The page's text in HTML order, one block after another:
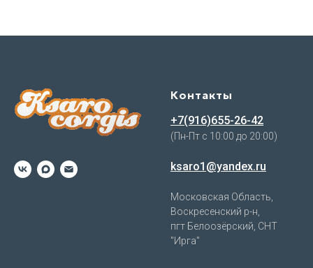
Контакты
+7(916)655-26-42
(Пн-Пт с 10:00 до 20:00)
ksaro1@yandex.ru
Московская Область,
Воскресенский р-н,
пгт Белоозёрский, СНТ
"Ирга"